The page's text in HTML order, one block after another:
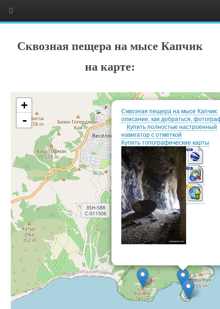
Сквозная пещера на мысе Капчик
на карте:
Сквозная пещера на мысе Капчик:
описание, как добраться,
Купить полностью настроенный
навигатор с отметкой
Купить топографические карты
+
-